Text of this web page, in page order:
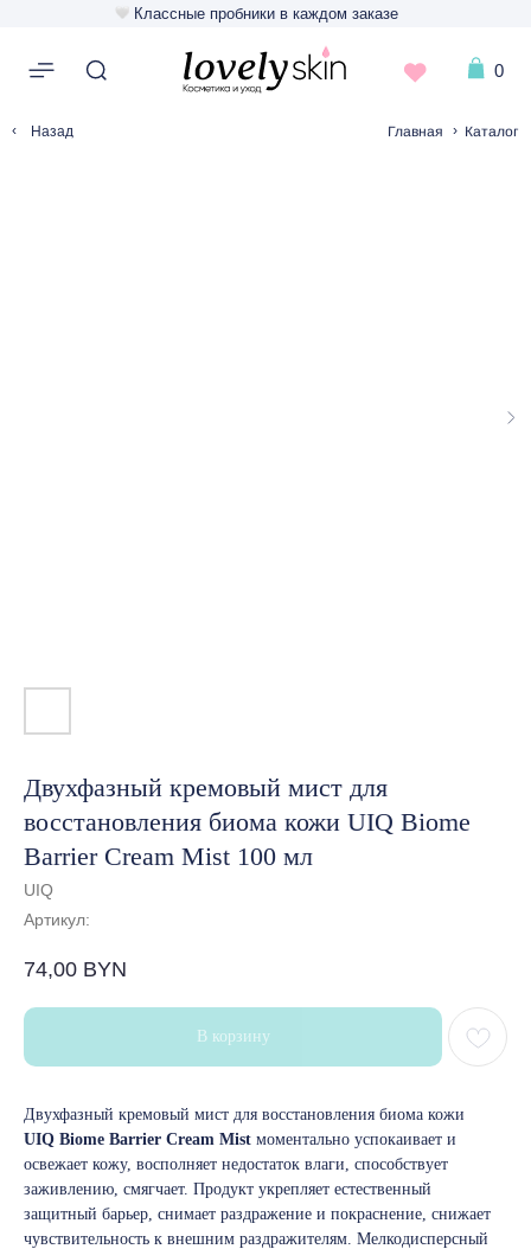
Классные пробники в каждом заказе
Назад Главная › Каталог
‹
Двухфазный кремовый мист для
восстановления биома кожи UIQ Biome
Barrier Cream Mist 100 мл
UIQ
Артикул:
74,00 BYN
В корзину
Двухфазный кремовый мист для восстановления биома кожи
UIQ Biome Barrier Cream Mist моментально успокаивает и
освежает кожу, восполняет недостаток влаги, способствует
заживлению, смягчает. Продукт укрепляет естественный
защитный барьер, снимает раздражение и покраснение, снижает
чувствительность к внешним раздражителям. Мелкодисперсный